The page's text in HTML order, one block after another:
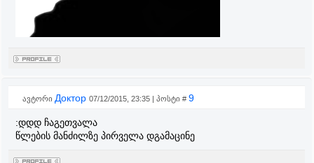
ავტორი Доктор 07/12/2015, 23:35 | პოსტი # 9
:დდდ ჩაგეთვალა
წლების მანძილზე პირველა დგამაცინე